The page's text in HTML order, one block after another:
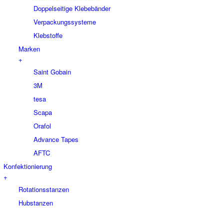
Doppelseitige Klebebänder
Verpackungssysteme
Klebstoffe
Marken
+
Saint Gobain
3M
tesa
Scapa
Orafol
Advance Tapes
AFTC
Konfektionierung
+
Rotationsstanzen
Hubstanzen